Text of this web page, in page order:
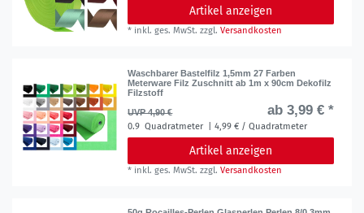
Artikel anzeigen
* inkl. ges. MwSt. zzgl.Versandkosten
Waschbarer Bastelfilz 1,5mm 27 Farben
Meterware Filz Zuschnitt ab 1m x 90cm Dekofilz
Filzstoff
UVP 4,90 €
ab 3,99 € *
0.9 Quadratmeter | 4,99 € / Quadratmeter
Artikel anzeigen
* inkl. ges. MwSt. zzgl.Versandkosten